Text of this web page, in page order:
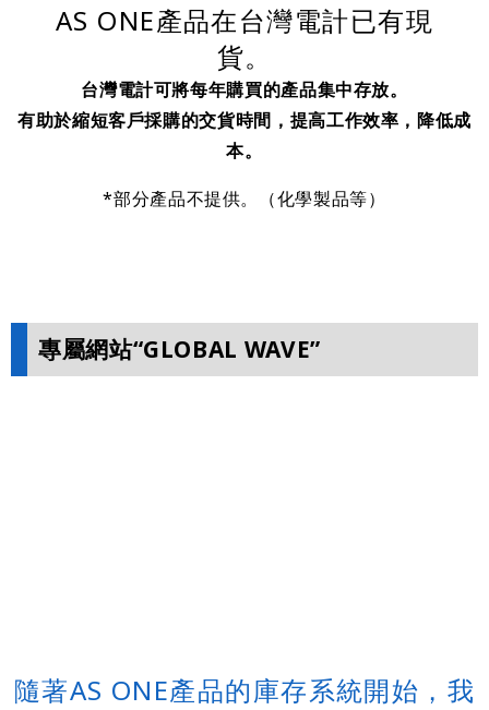
AS ONE產品在台灣電計已有現
貨。
台灣電計可將每年購買的產品集中存放。
有助於縮短客戶採購的交貨時間，提高工作效率，降低成
本。
*部分產品不提供。（化學製品等）
專屬網站“GLOBAL WAVE”
隨著AS ONE產品的庫存系統開始，我